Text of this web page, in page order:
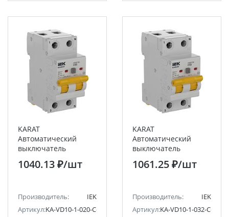
KARAT
Автоматический
выключатель
дифференциального
тока АВДТ32 C20 30мА
1040.13 ₽/шт
Производитель:
IEK
Артикул:KA-VD10-1-020-C-030-AC-1
KARAT
Автоматический
выключатель
дифференциального
тока АВДТ32 C32 30мА
1061.25 ₽/шт
Производитель:
IEK
Артикул:KA-VD10-1-032-C-030-